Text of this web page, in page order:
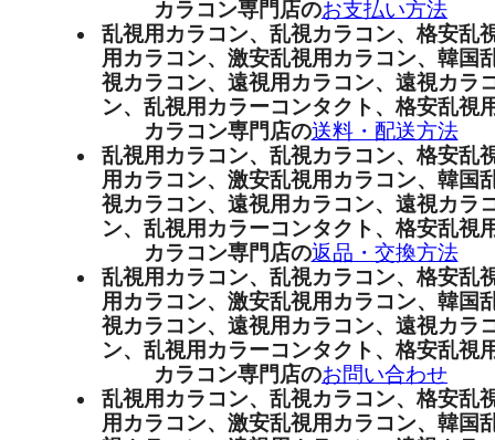
カラコン専門店のお支払い方法
乱視用カラコン、乱視カラコン、格安乱
用カラコン、激安乱視用カラコン、韓国
視カラコン、遠視用カラコン、遠視カラ
ン、乱視用カラーコンタクト、格安乱視
カラコン専門店の送料・配送方法
乱視用カラコン、乱視カラコン、格安乱
用カラコン、激安乱視用カラコン、韓国
視カラコン、遠視用カラコン、遠視カラ
ン、乱視用カラーコンタクト、格安乱視
カラコン専門店の返品・交換方法
乱視用カラコン、乱視カラコン、格安乱
用カラコン、激安乱視用カラコン、韓国
視カラコン、遠視用カラコン、遠視カラ
ン、乱視用カラーコンタクト、格安乱視
カラコン専門店のお問い合わせ
乱視用カラコン、乱視カラコン、格安乱
用カラコン、激安乱視用カラコン、韓国